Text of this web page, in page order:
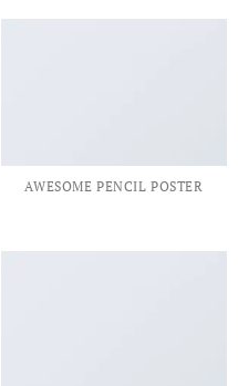
AWESOME PENCIL POSTER